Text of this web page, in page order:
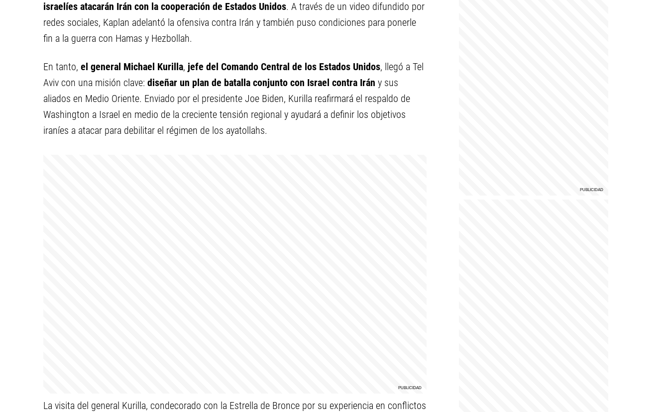
israelíes atacarán Irán con la cooperación de Estados Unidos. A través de un video difundido por
redes sociales, Kaplan adelantó la ofensiva contra Irán y también puso condiciones para ponerle
fin a la guerra con Hamas y Hezbollah.
En tanto, el general Michael Kurilla, jefe del Comando Central de los Estados Unidos, llegó a Tel
Aviv con una misión clave: diseñar un plan de batalla conjunto con Israel contra Irán y sus
aliados en Medio Oriente. Enviado por el presidente Joe Biden, Kurilla reafirmará el respaldo de
Washington a Israel en medio de la creciente tensión regional y ayudará a definir los objetivos
iraníes a atacar para debilitar el régimen de los ayatollahs.
La visita del general Kurilla, condecorado con la Estrella de Bronce por su experiencia en conflictos